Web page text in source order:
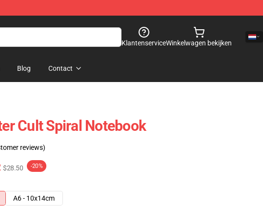
KlantenserviceWinkelwagen bekijken
Blog Contact
Cult Spiral Notebook
reviews)
$28.50 -20%
A6 - 10x14cm